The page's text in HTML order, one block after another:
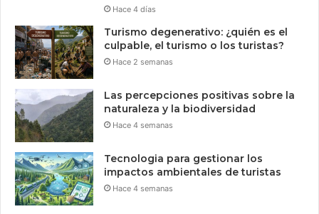
Hace 4 días
Turismo degenerativo: ¿quién es el
culpable, el turismo o los turistas?
Hace 2 semanas
Las percepciones positivas sobre la
naturaleza y la biodiversidad
Hace 4 semanas
Tecnologia para gestionar los
impactos ambientales de turistas
Hace 4 semanas